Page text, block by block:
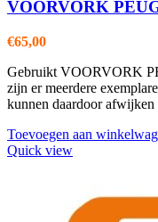
VOORVORK
€65,00
Gebruikt VOORVORK
zijn er meerdere
kunnen daardoor afwijken
Toevoegen aan
Quick view